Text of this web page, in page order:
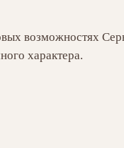
возможностях
характера.